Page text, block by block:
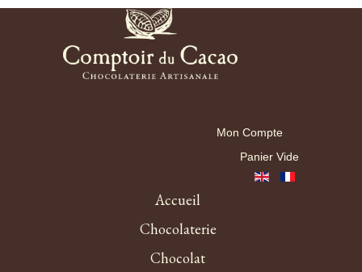
Mon Compte
Panier Vide
Accueil
Chocolaterie
Chocolat